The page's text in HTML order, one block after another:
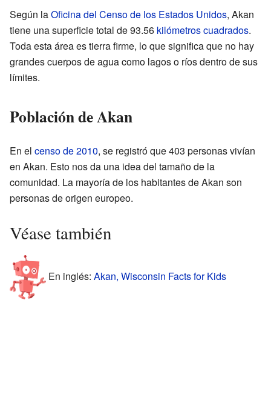
Según laOficina del Censo de los Estados Unidos, Akan
tiene una superficie total de 93.56 kilómetros cuadrados.
Toda esta área es tierra firme, lo que significa que no hay
grandes cuerpos de agua como lagos o ríos dentro de sus
límites.
Población de Akan
En el censo de 2010, se registró que 403 personas vivían
en Akan. Esto nos da una idea del tamaño de la
comunidad. La mayoría de los habitantes de Akan son
personas de origen europeo.
Véase también
En inglés: Akan, Wisconsin Facts for Kids